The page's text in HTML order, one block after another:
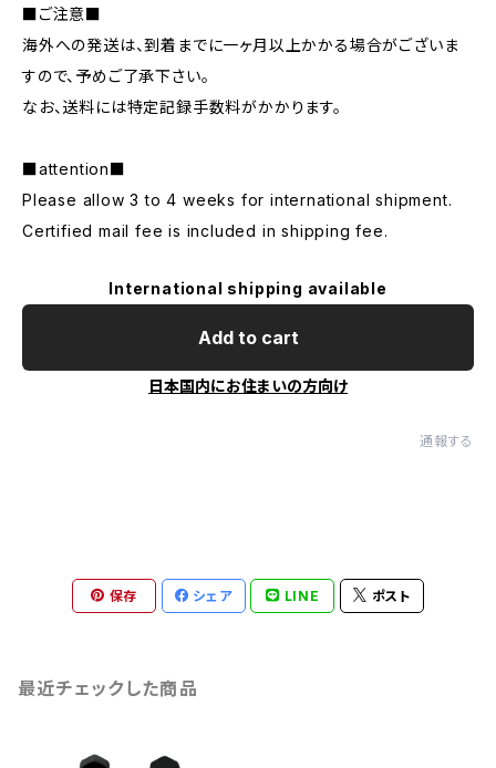
■ご注意■
海外への発送は、到着までに一ヶ月以上かかる場合がございま
すので、予めご了承下さい。
なお、送料には特定記録手数料がかかります。
■attention■
Please allow 3 to 4 weeks for international shipment.
Certified mail fee is included in shipping fee.
International shipping available
Add to cart
日本国内にお住まいの方向け
通報する
保存 シェア LINE ポスト
最近チェックした商品